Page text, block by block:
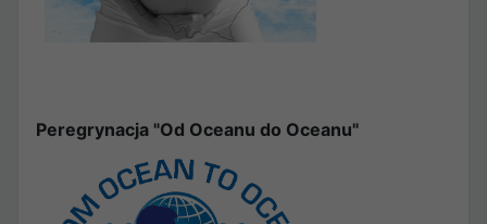
Peregrynacja "Od Oceanu do Oceanu"